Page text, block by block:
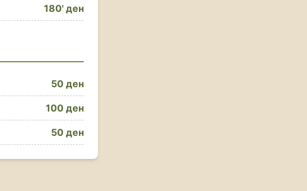
180' ден
50 ден
100 ден
50 ден